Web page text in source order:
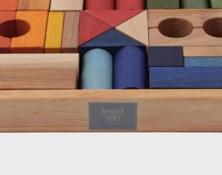
Wärmekissen
Stoffpuppen
Spielwelten
Holzfahrzeuge
Ziehtiere
Schiebetiere
Puzzle und
Stecken,
Drei Blätter
Efie
Estia Holzspielwaren
Fagus
KAPLA
Käthe Kruse
Kösener
Lessing
Lotes Toys